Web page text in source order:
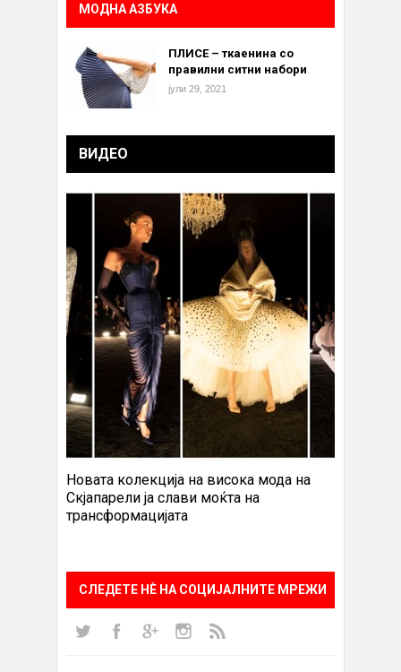
МОДНА АЗБУКА
ПЛИСЕ – ткаенина со
правилни ситни набори
јули 29, 2021
ВИДЕО
Новата колекција на висока мода на
Скјапарели ја слави моќта на
трансформацијата
СЛЕДЕТЕ НÈ НА СОЦИЈАЛНИТЕ МРЕЖИ